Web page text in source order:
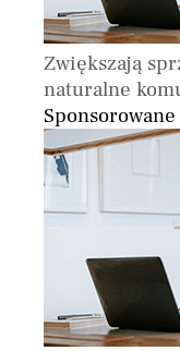
Zwiększają
naturalne
Sponsorowane